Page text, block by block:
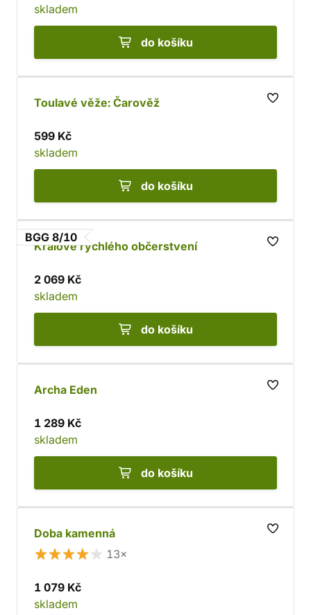
skladem
do košíku
Toulavé věže: Čarověž
599 Kč
skladem
do košíku
BGG 8/10
Králové rychlého občerstvení
2 069 Kč
skladem
do košíku
Archa Eden
1 289 Kč
skladem
do košíku
Doba kamenná
13×
1 079 Kč
skladem